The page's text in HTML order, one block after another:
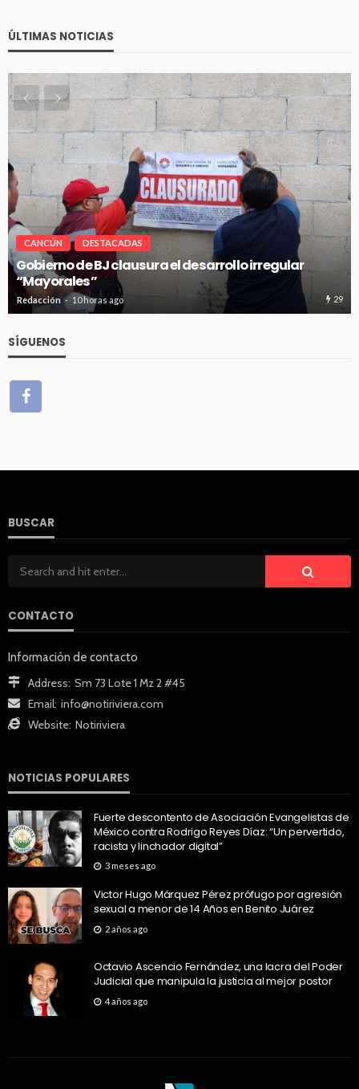
ÚLTIMAS NOTICIAS
irregular
DESTACADAS
Pablo Bustamante acompaña
Hospital General de Cancún
10 horas ago
SÍGUENOS
BUSCAR
CONTACTO
Información de contacto
Address: Sm 73 Lote 1 Mz 2 #45
Email: info@notiriviera.com
Website: Notiriviera
NOTICIAS POPULARES
Fuerte descontento de Asociación Evangelistas de
México contra Rodrigo Reyes Díaz: “Un pervertido,
racista y linchador digital”
3 meses ago
Victor Hugo Márquez Pérez prófugo por agresión
sexual a menor de 14 Años en Benito Juárez
2 años ago
Octavio Ascencio Fernández, una lacra del Poder
Judicial que manipula la justicia al mejor postor
4 años ago